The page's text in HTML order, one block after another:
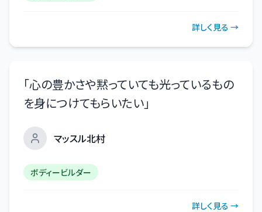
詳しく見る →
「心の豊かさや黙っていても光っているもの
を身につけてもらいたい」
マッスル北村
ボディービルダー
詳しく見る →